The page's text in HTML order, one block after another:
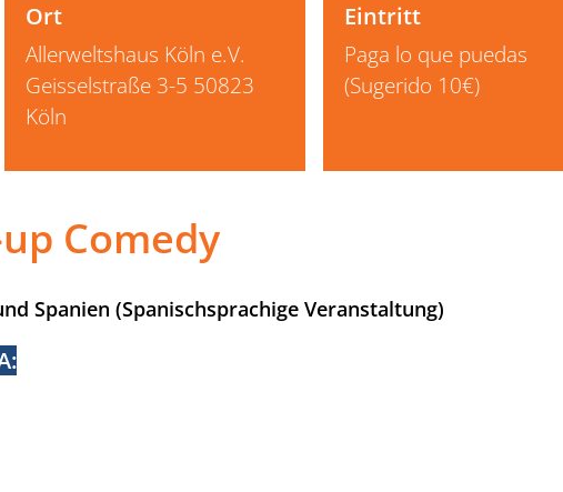
Ort
Allerweltshaus Köln e.V.
Geisselstraße 3-5 50823
Köln
Eintritt
Paga lo que puedas
(Sugerido 10€)
Comedy
Spanien (Spanischsprachige Veranstaltung)